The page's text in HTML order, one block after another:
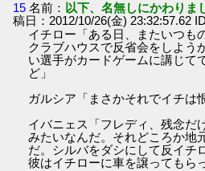
15 名前： 以下、名無しにかわりま
稿日：2012/10/26(金) 23:32:57.62
イチロー「ある日、またいつも
クラブハウスで反省会をしよう
い選手がカードゲームに講じて
ど」
ガルシア「まさかそれでイチは
イバニェス「フレディ、残念だ
みたいなんだ。それどころか地
だ。シルバをダシにして反イチ
彼はイチローに車を譲ってもら